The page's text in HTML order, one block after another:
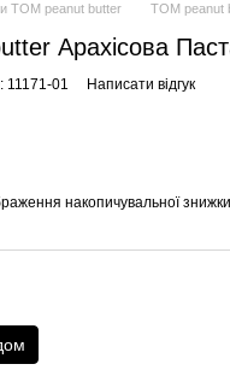
TOM peanut butter
TOM peanut
Арахісова
11171-01 Написати відгук
накопичувальної знижки